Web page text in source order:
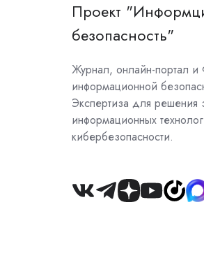
Проект
безопасность"
Журнал, онлайн-портал
информационной
Экспертиза для решения
информационных
кибербезопасности.
Join